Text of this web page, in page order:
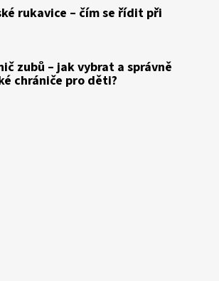
rukavice – čím se řídit při
zubů – jak vybrat a správně
chrániče pro děti?